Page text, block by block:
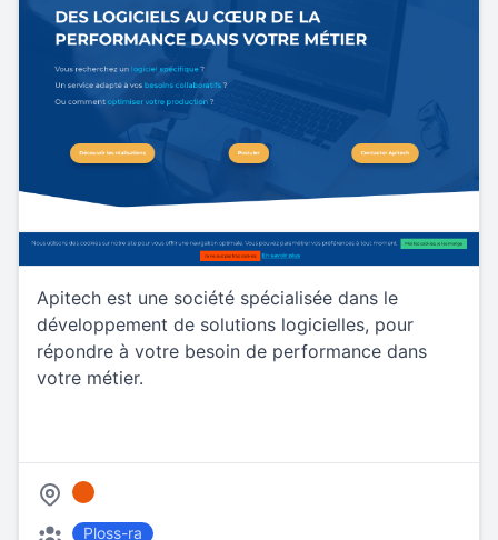
Apitech est une société spécialisée dans le
développement de solutions logicielles, pour
répondre à votre besoin de performance dans
votre métier.
Ploss-ra